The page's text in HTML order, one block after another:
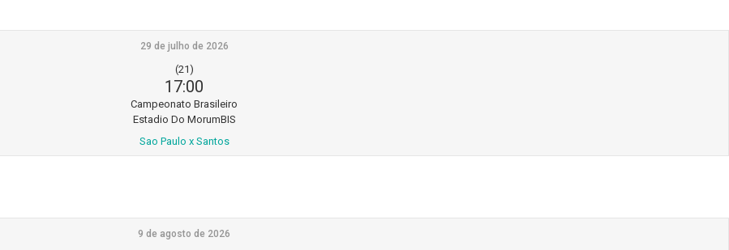
29 de julho de 2026
(21)
17:00
Campeonato Brasileiro
Estadio Do MorumBIS
Sao Paulo x Santos
9 de agosto de 2026